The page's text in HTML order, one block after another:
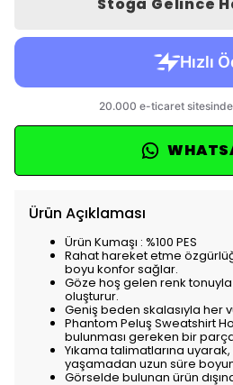
Ürün Açıklaması
Ürün Kumaşı : %100 PES
Rahat hareket etme
boyu konfor sağlar.
Göze hoş gelen renk
oluşturur.
Geniş beden skalasıyla her
Phantom Peluş Sweatshirt
bulunması gereken bir
Yıkama talimatlarına
yaşamadan uzun süre
Görselde bulunan ürün